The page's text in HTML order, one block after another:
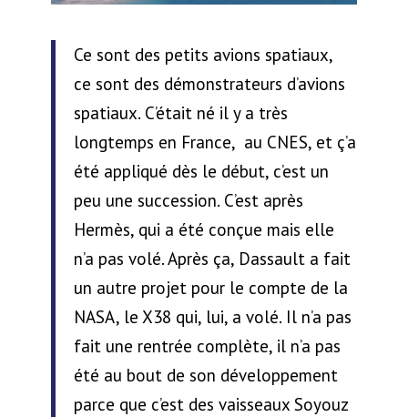
Ce sont des petits avions spatiaux,
ce sont des démonstrateurs d’avions
spatiaux. C’était né il y a très
longtemps en France, au CNES, et ç’a
été appliqué dès le début, c’est un
peu une succession. C’est après
Hermès, qui a été conçue mais elle
n’a pas volé. Après ça, Dassault a fait
un autre projet pour le compte de la
NASA, le X38 qui, lui, a volé. Il n’a pas
fait une rentrée complète, il n’a pas
été au bout de son développement
parce que c’est des vaisseaux Soyouz